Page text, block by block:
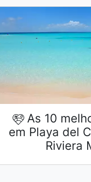
As 10
em Playa del
Riviera